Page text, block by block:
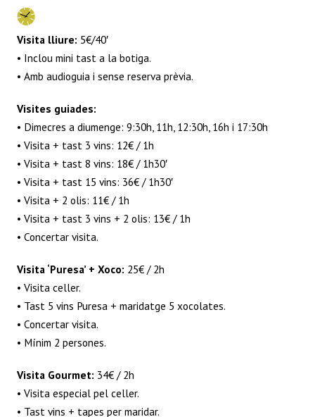
Visita lliure: 5€/40′
• Inclou mini tast a la botiga.
• Amb audioguia i sense reserva prèvia.
Visites guiades:
• Dimecres a diumenge: 9:30h, 11h, 12:30h, 16h i 17:30h
• Visita + tast 3 vins: 12€ / 1h
• Visita + tast 8 vins: 18€ / 1h30′
• Visita + tast 15 vins: 36€ / 1h30′
• Visita + 2 olis: 11€ / 1h
• Visita + tast 3 vins + 2 olis: 13€ / 1h
• Concertar visita.
Visita ‘Puresa’ + Xoco: 25€ / 2h
• Visita celler.
• Tast 5 vins Puresa + maridatge 5 xocolates.
• Concertar visita.
• Mínim 2 persones.
Visita Gourmet: 34€ / 2h
• Visita especial pel celler.
• Tast vins + tapes per maridar.